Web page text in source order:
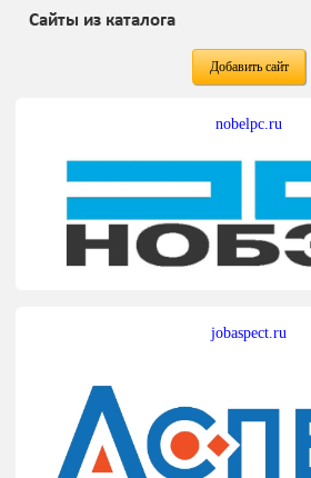
Сайты из каталога
Добавить сайт
nobelpc.ru
jobaspect.ru